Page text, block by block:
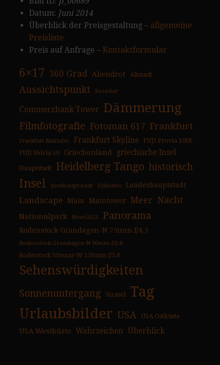
Datum: Juni 2014
Überblick der Preisgestaltung – allgemeine
Preisliste
Preis auf Anfrage – Kontaktformular
6×17 360 Grad Abendrot Altstadt
Aussichtspunkt Besucher
Commerzbank Tower Dämmerung
Filmfotografie Fotoman 617 Frankfurt
Frankfurt Mainufer Frankfurt Skyline
FUJI Provia 100F
FUJI Velvia 50
Griechenland griechische Insel
Hauptstadt Heidelberg Tango historisch
Insel Inselhauptstadt Kykladen Landeshauptstadt
Landscape Main Maintower Meer Nacht
Nationalpark News2021 Panorama
Rodenstock Grandagon-N 75mm f/4.5
Rodenstock Grandagon-N 90mm f/6.8
Rodenstock Sironar-W 150mm f/5.6
Sehenswürdigkeiten
Sonnenuntergang Strand Tag
Urlaubsbilder USA USA Ostküste
USA Westküste Wahrzeichen Überblick